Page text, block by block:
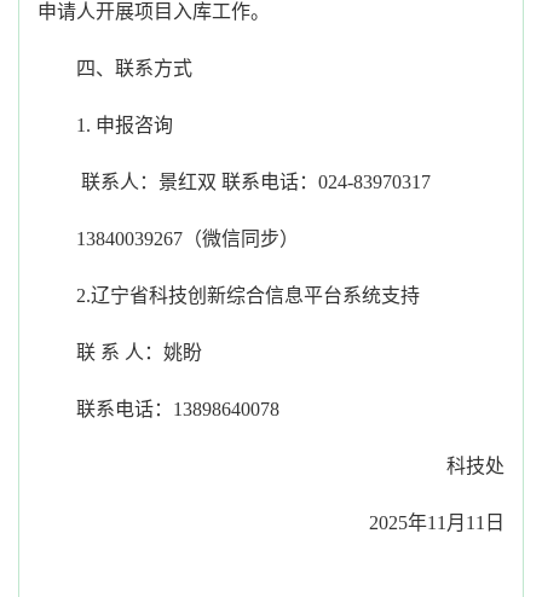
申请人开展项目入库工作。
四、联系方式
1. 申报咨询
联系人：景红双 联系电话：024-83970317
13840039267（微信同步）
2.辽宁省科技创新综合信息平台系统支持
联 系 人：姚盼
联系电话：13898640078
科技处
2025年11月11日